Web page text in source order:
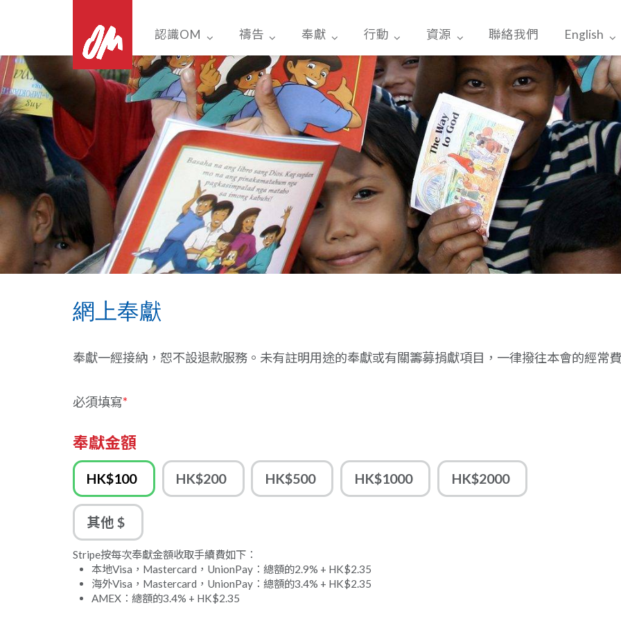
content
認識OM 禱告 奉獻 行動 資源 聯絡我們 English
網上奉獻
奉獻一經接納，恕不設退款服務。未有註明用途的奉獻或有關籌募捐獻項目，一律撥往本會的經常
必須填寫*
奉獻金額
HK$100 HK$200 HK$500 HK$1000 HK$2000
其他 $
Stripe按每次奉獻金額收取手續費如下：
本地Visa，Mastercard，UnionPay：總額的2.9% + HK$2.35
海外Visa，Mastercard，UnionPay：總額的3.4% + HK$2.35
AMEX：總額的3.4% + HK$2.35